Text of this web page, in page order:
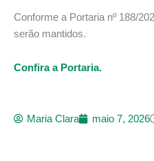
Conforme a Portaria nº 188/
serão mantidos.
Confira a Portaria.
Maria Clara maio 7, 2026